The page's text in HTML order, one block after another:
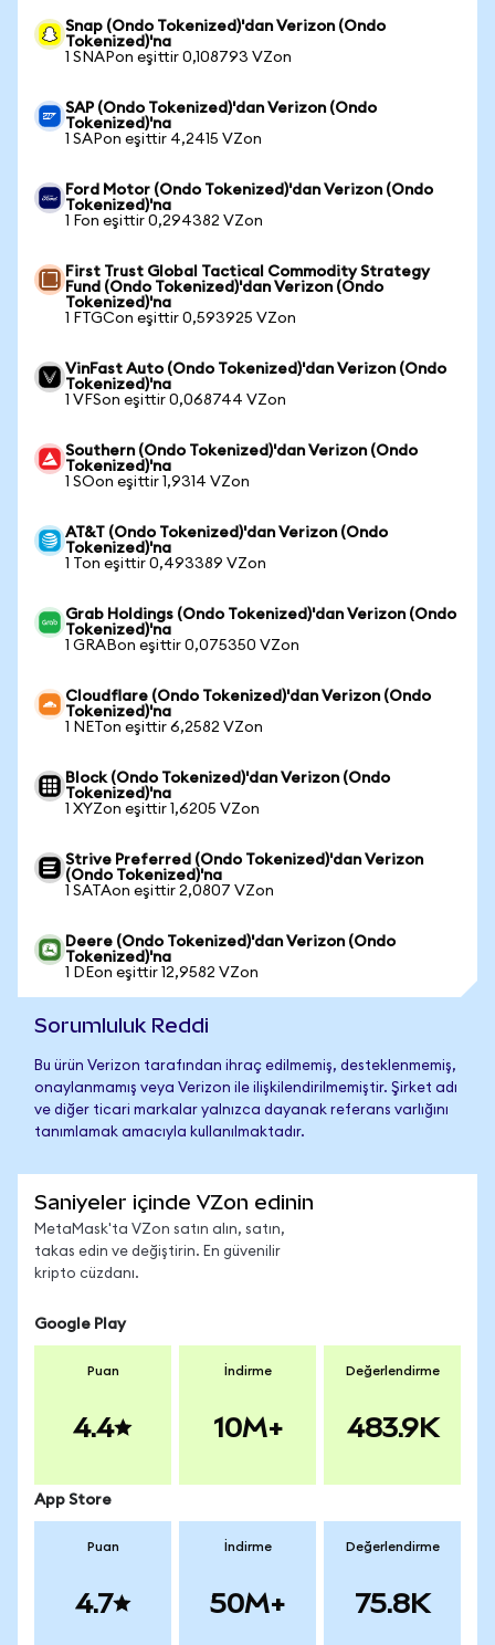
Snap (Ondo Tokenized)'dan Verizon (Ondo
Tokenized)'na
1 SNAPon eşittir 0,108793 VZon
SAP (Ondo Tokenized)'dan Verizon (Ondo
Tokenized)'na
1 SAPon eşittir 4,2415 VZon
Ford Motor (Ondo Tokenized)'dan Verizon (Ondo
Tokenized)'na
1 Fon eşittir 0,294382 VZon
First Trust Global Tactical Commodity Strategy
Fund (Ondo Tokenized)'dan Verizon (Ondo
Tokenized)'na
1 FTGCon eşittir 0,593925 VZon
VinFast Auto (Ondo Tokenized)'dan Verizon (Ondo
Tokenized)'na
1 VFSon eşittir 0,068744 VZon
Southern (Ondo Tokenized)'dan Verizon (Ondo
Tokenized)'na
1 SOon eşittir 1,9314 VZon
AT&T (Ondo Tokenized)'dan Verizon (Ondo
Tokenized)'na
1 Ton eşittir 0,493389 VZon
Grab Holdings (Ondo Tokenized)'dan Verizon (Ondo
Tokenized)'na
1 GRABon eşittir 0,075350 VZon
Cloudflare (Ondo Tokenized)'dan Verizon (Ondo
Tokenized)'na
1 NETon eşittir 6,2582 VZon
Block (Ondo Tokenized)'dan Verizon (Ondo
Tokenized)'na
1 XYZon eşittir 1,6205 VZon
Strive Preferred (Ondo Tokenized)'dan Verizon
(Ondo Tokenized)'na
1 SATAon eşittir 2,0807 VZon
Deere (Ondo Tokenized)'dan Verizon (Ondo
Tokenized)'na
1 DEon eşittir 12,9582 VZon
Sorumluluk Reddi
Bu ürün Verizon tarafından ihraç edilmemiş, desteklenmemiş,
onaylanmamış veya Verizon ile ilişkilendirilmemiştir. Şirket adı
ve diğer ticari markalar yalnızca dayanak referans varlığını
tanımlamak amacıyla kullanılmaktadır.
Saniyeler içinde VZon edinin
MetaMask'ta VZon satın alın, satın,
takas edin ve değiştirin. En güvenilir
kripto cüzdanı.
Google Play
Puan
4.4
İndirme
10M+
Değerlendirme
483.9K
App Store
Puan
4.7
İndirme
50M+
Değerlendirme
75.8K